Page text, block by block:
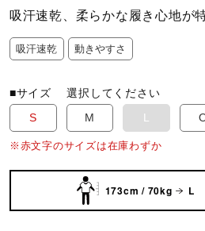
陸上競技
卓球
ソフトボール
吸汗速乾、柔らかな履き心地が
吸汗速乾 動きやすさ
■サイズ選択してください
S
M L
※赤文字のサイズは在庫わずか
173cm / 70kg L